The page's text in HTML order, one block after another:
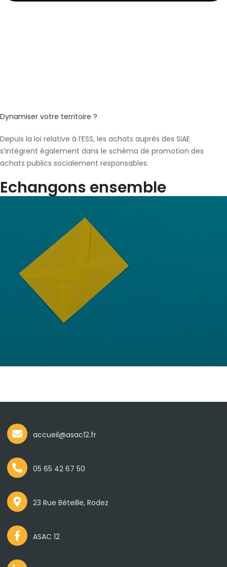
Dynamiser votre territoire ?
Depuis la loi relative à l’ESS, les achats auprès des SIAE
s’intégrent également dans le schéma de promotion des
achats publics socialement responsables.
Echangons ensemble
accueil@asac12.fr
05 65 42 67 50
23 Rue Béteille, Rodez
ASAC 12